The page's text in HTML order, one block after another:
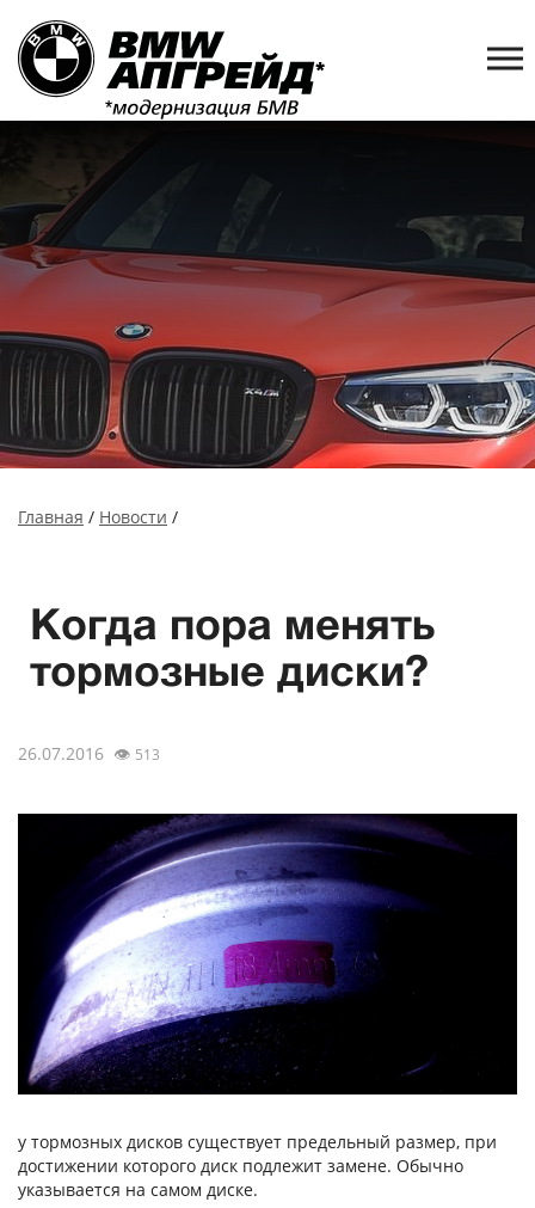
Главная / Новости /
Когда пора менять
тормозные диски?
26.07.2016 👁 513
у тормозных дисков существует предельный размер, при
достижении которого диск подлежит замене. Обычно
указывается на самом диске.